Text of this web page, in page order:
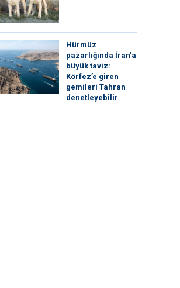
Hürmüz
pazarlığında İran’a
büyük taviz:
Körfez’e giren
gemileri Tahran
denetleyebilir